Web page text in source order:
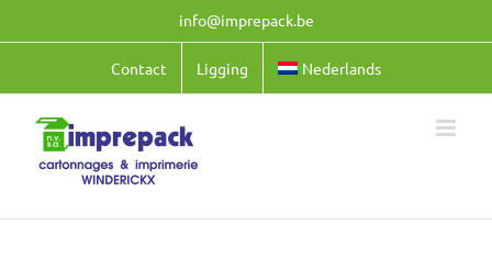
info@imprepack.be
Contact Ligging Nederlands